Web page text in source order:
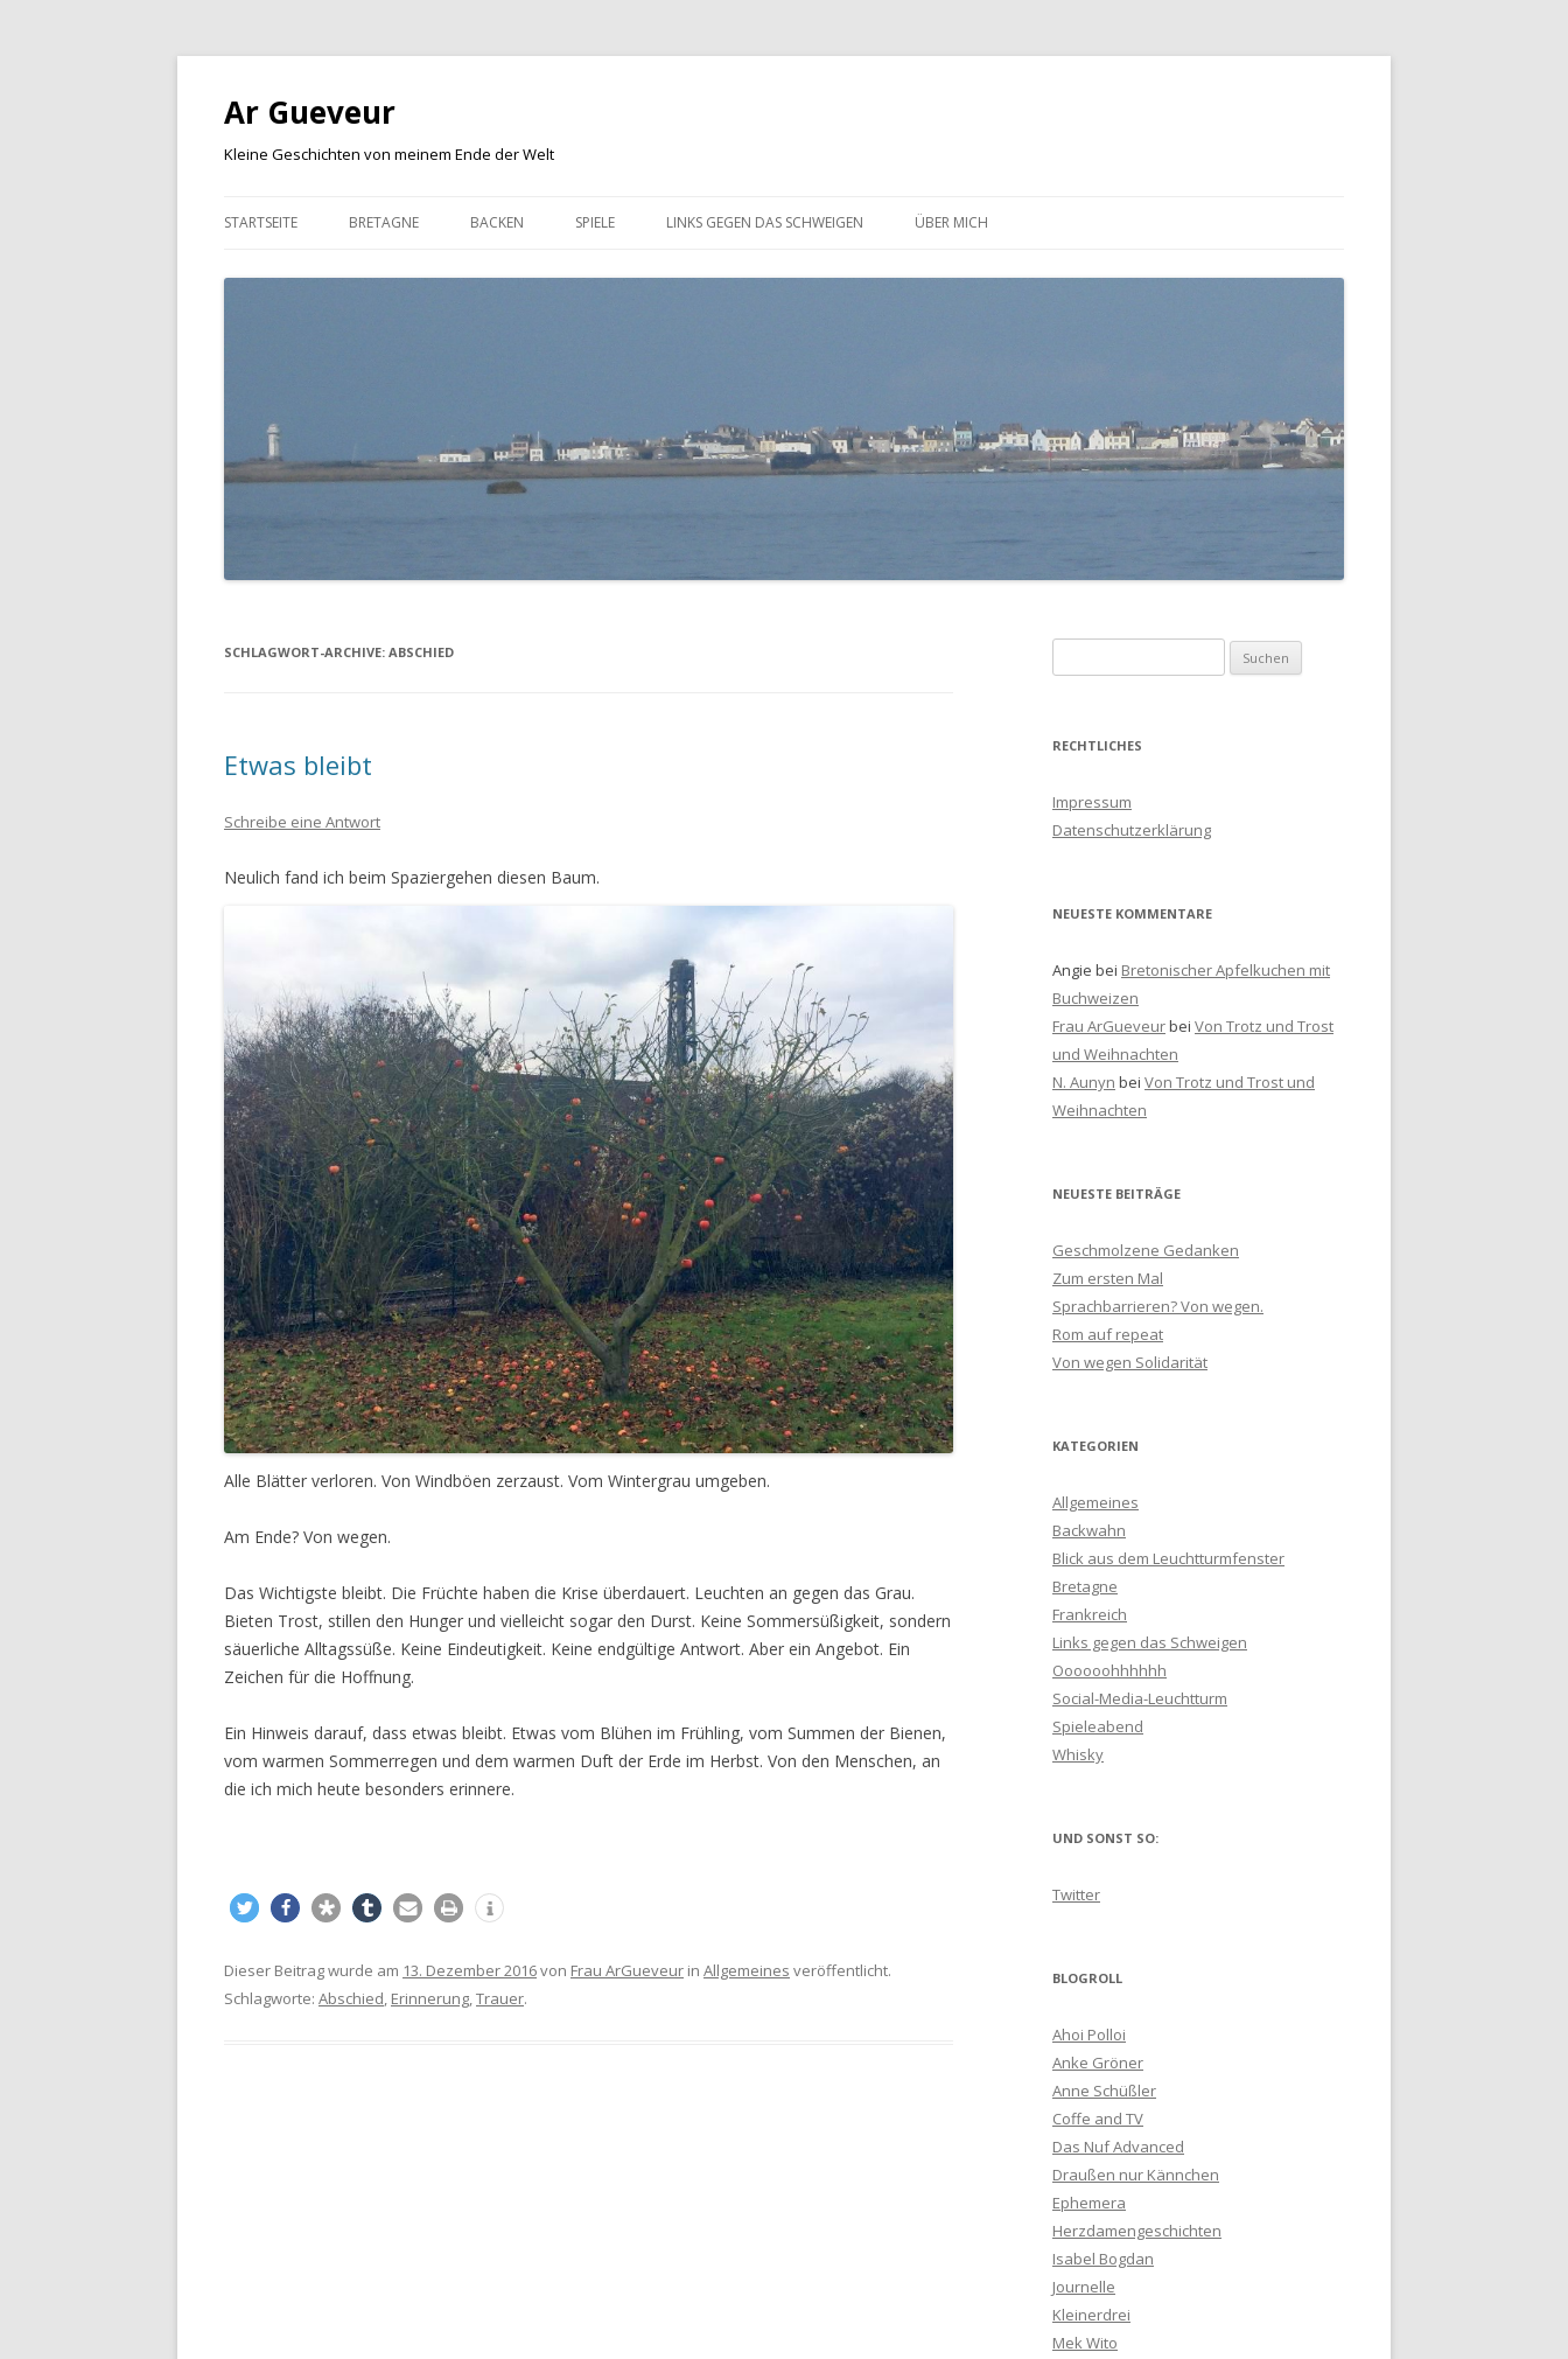
Ar Gueveur
Kleine Geschichten von meinem Ende der Welt
zum
STARTSEITE BRETAGNE BACKEN SPIELE LINKS GEGEN DAS SCHWEIGEN ÜBER MICH
SCHLAGWORT-ARCHIVE: ABSCHIED
Etwas bleibt
Schreibe eine Antwort
Neulich fand ich beim Spaziergehen diesen Baum.
Alle Blätter verloren. Von Windböen zerzaust. Vom Wintergrau umgeben.
Am Ende? Von wegen.
Das Wichtigste bleibt. Die Früchte haben die Krise überdauert. Leuchten an gegen das Grau.
Bieten Trost, stillen den Hunger und vielleicht sogar den Durst. Keine Sommersüßigkeit, sondern
säuerliche Alltagssüße. Keine Eindeutigkeit. Keine endgültige Antwort. Aber ein Angebot. Ein
Zeichen für die Hoffnung.
Ein Hinweis darauf, dass etwas bleibt. Etwas vom Blühen im Frühling, vom Summen der Bienen,
vom warmen Sommerregen und dem warmen Duft der Erde im Herbst. Von den Menschen, an
die ich mich heute besonders erinnere.
Dieser Beitrag wurde am 13. Dezember 2016von Frau ArGueveur in Allgemeines veröffentlicht.
Schlagworte: Abschied, Erinnerung,Trauer.
u
RECHTLICHES
Impressum
Datenschutzerklärung
NEUESTE KOMMENTARE
Angie bei Bretonischer Apfelkuchen mit
Buchweizen
Frau ArGueveurbei Von Trotz und Trost
und Weihnachten
N. Aunyn bei Von Trotz und Trost und
Weihnachten
NEUESTE BEITRÄGE
Geschmolzene Gedanken
Zum ersten Mal
Sprachbarrieren? Von wegen.
Rom auf repeat
Von wegen Solidarität
KATEGORIEN
Allgemeines
Backwahn
Blick aus dem Leuchtturmfenster
Bretagne
Frankreich
Links gegen das Schweigen
Oooooohhhhhh
Social-Media-Leuchtturm
Spieleabend
Whisky
UND SONST SO:
Twitter
BLOGROLL
Ahoi Polloi
Anke Gröner
Anne Schüßler
Coffe and TV
Das Nuf Advanced
Draußen nur Kännchen
Ephemera
Herzdamengeschichten
Isabel Bogdan
Journelle
Kleinerdrei
Mek Wito